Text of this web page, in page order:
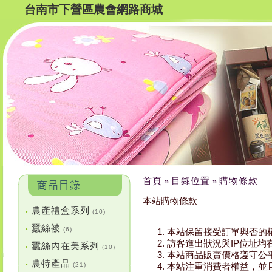
台南市下營區農會網路商城
• 農產禮盒系列 (10)
• 蠶絲被 (6)
• 蠶絲內在美系列 (10)
• 農特產品 (21)
首頁 » 目錄位置 » 購物條款
本站購物條款
本站保留接受訂單與否的
訪客進出狀況與IP位址均
本站商品販賣價格遵守公
本站注重消費者權益，並